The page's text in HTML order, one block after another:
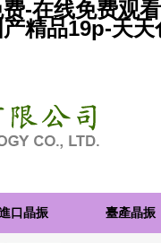
-在线免费观
精品19p-天
口晶振 臺產晶振